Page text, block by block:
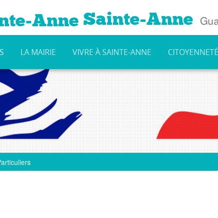
Sainte-Anne
LA MAIRIE VIVRE À SAINTE-ANNE CITOYENNETÉ